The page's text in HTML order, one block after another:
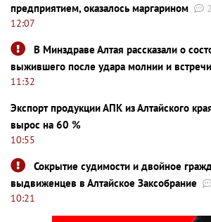
предприятием, оказалось маргарином
12:07
В Минздраве Алтая рассказали о
выжившего после удара молнии и
11:32
Экспорт продукции АПК из Алтайского
вырос на 60 %
10:55
Сокрытие судимости и двойное
выдвиженцев в Алтайское Заксобрание
10:21